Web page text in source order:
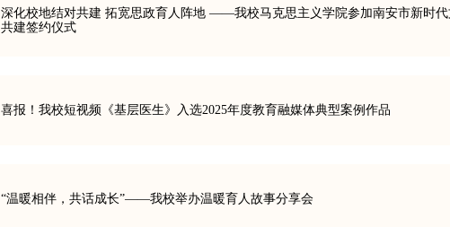
深化校地结对共建 拓宽思政育人阵地 ——我校马克思主义学院参加南安市新时
共建签约仪式
喜报！我校短视频《基层医生》入选2025年度教育融媒体典型案例作品
“温暖相伴，共话成长”——我校举办温暖育人故事分享会